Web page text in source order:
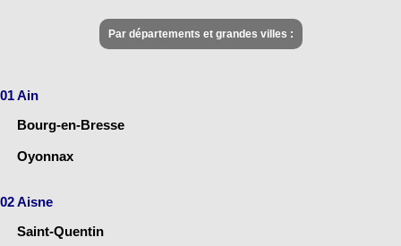
Par départements et grandes villes :
01 Ain
Bourg-en-Bresse
Oyonnax
02 Aisne
Saint-Quentin